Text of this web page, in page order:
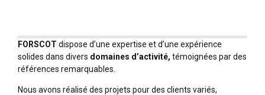
FORSCOT dispose d’une expertise et d’une expérience
solides dans divers domaines d’activité, témoignées par des
références remarquables.
Nous avons réalisé des projets pour des clients variés,